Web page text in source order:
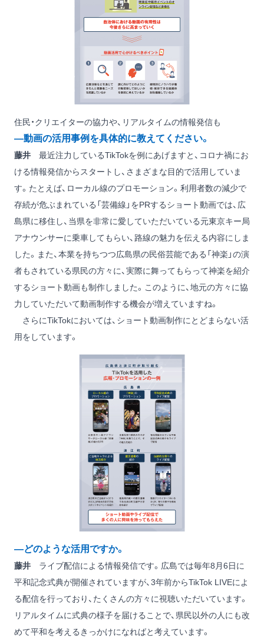
住民・クリエイターの協力や、リアルタイムの情報発信も
―動画の活用事例を具体的に教えてください。
藤井 最近注力しているTikTokを例にあげますと、コロナ禍にお
ける情報発信からスタートし、さまざまな目的で活用していま
す。たとえば、ローカル線のプロモーション。利用者数の減少で
存続が危ぶまれている「芸備線」をPRするショート動画では、広
島県に移住し、当県を非常に愛していただいている元東京キー局
アナウンサーに乗車してもらい、路線の魅力を伝える内容にしま
した。また、本業を持ちつつ広島県の民俗芸能である「神楽」の演
者もされている県民の方々に、実際に舞ってもらって神楽を紹介
するショート動画も制作しました。このように、地元の方々に協
力していただいて動画制作する機会が増えていますね。
さらにTikTokにおいては、ショート動画制作にとどまらない活
用をしています。
―どのような活用ですか。
藤井 ライブ配信による情報発信です。広島では毎年8月6日に
平和記念式典が開催されていますが、3年前からTikTok LIVEによ
る配信を行っており、たくさんの方々に視聴いただいています。
リアルタイムに式典の様子を届けることで、県民以外の人にも改
めて平和を考えるきっかけになればと考えています。